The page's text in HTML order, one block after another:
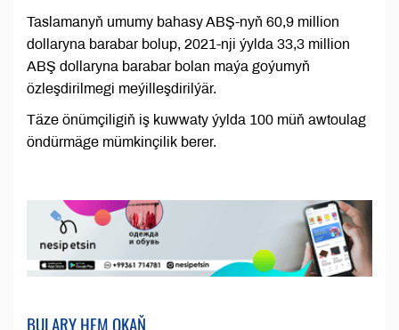
Taslamanyň umumy bahasy ABŞ-nyň 60,9 million
dollaryna barabar bolup, 2021-nji ýylda 33,3 million
ABŞ dollaryna barabar bolan maýa goýumyň
özleşdirilmegi meýilleşdirilýär.
Täze önümçiligiň iş kuwwaty ýylda 100 müň awtoulag
öndürmäge mümkinçilik berer.
BULARY HEM OKAŇ